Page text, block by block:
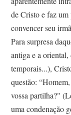
de Cristo e faz um
convencer seu
Para surpresa
antiga e a
temporais...),
questão:
vossa partilha?"
uma condenação